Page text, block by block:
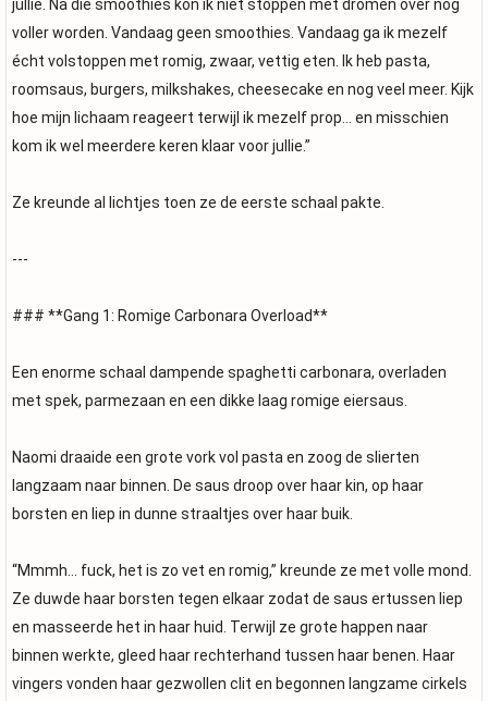
jullie. Na die smoothies kon ik niet stoppen met dromen over nóg
voller worden. Vandaag geen smoothies. Vandaag ga ik mezelf
écht volstoppen met romig, zwaar, vettig eten. Ik heb pasta,
roomsaus, burgers, milkshakes, cheesecake en nog veel meer. Kijk
hoe mijn lichaam reageert terwijl ik mezelf prop… en misschien
kom ik wel meerdere keren klaar voor jullie.”
Ze kreunde al lichtjes toen ze de eerste schaal pakte.
---
### **Gang 1: Romige Carbonara Overload**
Een enorme schaal dampende spaghetti carbonara, overladen
met spek, parmezaan en een dikke laag romige eiersaus.
Naomi draaide een grote vork vol pasta en zoog de slierten
langzaam naar binnen. De saus droop over haar kin, op haar
borsten en liep in dunne straaltjes over haar buik.
“Mmmh… fuck, het is zo vet en romig,” kreunde ze met volle mond.
Ze duwde haar borsten tegen elkaar zodat de saus ertussen liep
en masseerde het in haar huid. Terwijl ze grote happen naar
binnen werkte, gleed haar rechterhand tussen haar benen. Haar
vingers vonden haar gezwollen clit en begonnen langzame cirkels